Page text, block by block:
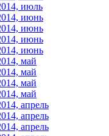
июль
июнь
июнь
июнь
июнь
май
май
май
май
апрель
апрель
апрель